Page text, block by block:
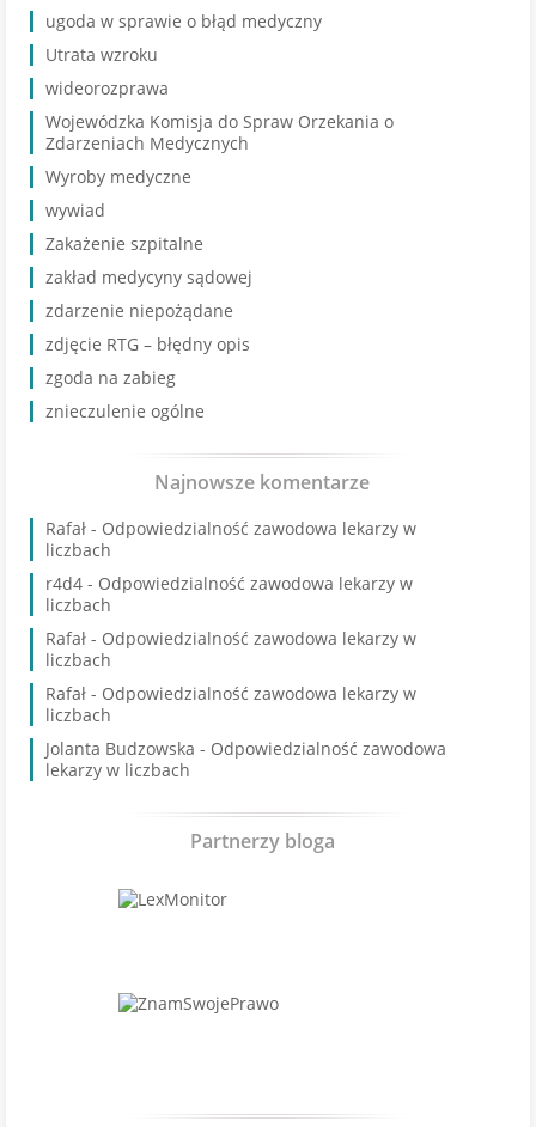
ugoda w sprawie o błąd medyczny
Utrata wzroku
wideorozprawa
Wojewódzka Komisja do Spraw Orzekania o
Zdarzeniach Medycznych
Wyroby medyczne
wywiad
Zakażenie szpitalne
zakład medycyny sądowej
zdarzenie niepożądane
zdjęcie RTG – błędny opis
zgoda na zabieg
znieczulenie ogólne
Najnowsze komentarze
Rafał - Odpowiedzialność zawodowa lekarzy w
liczbach
r4d4 - Odpowiedzialność zawodowa lekarzy w
liczbach
Rafał - Odpowiedzialność zawodowa lekarzy w
liczbach
Rafał - Odpowiedzialność zawodowa lekarzy w
liczbach
Jolanta Budzowska - Odpowiedzialność zawodowa
lekarzy w liczbach
Partnerzy bloga